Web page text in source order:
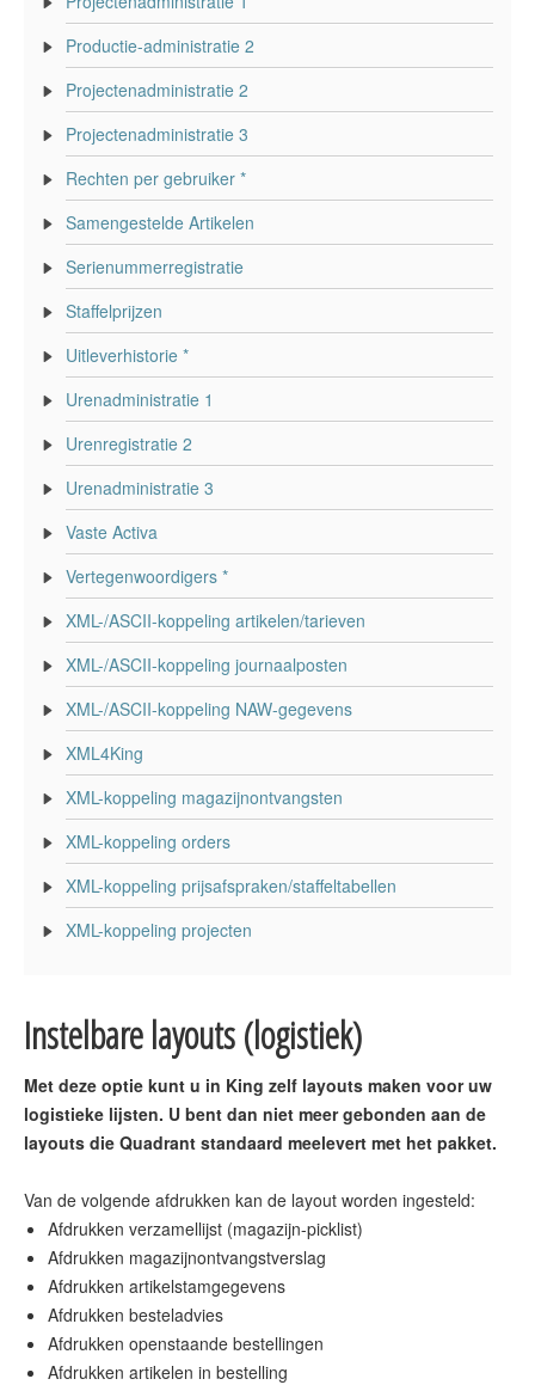
Productie-administratie 2
Projectenadministratie 2
Projectenadministratie 3
Rechten per gebruiker *
Samengestelde Artikelen
Serienummerregistratie
Staffelprijzen
Uitleverhistorie *
Urenadministratie 1
Urenregistratie 2
Urenadministratie 3
Vaste Activa
Vertegenwoordigers *
XML-/ASCII-koppeling artikelen/tarieven
XML-/ASCII-koppeling journaalposten
XML-/ASCII-koppeling NAW-gegevens
XML4King
XML-koppeling magazijnontvangsten
XML-koppeling orders
XML-koppeling prijsafspraken/staffeltabellen
XML-koppeling projecten
Instelbare layouts (logistiek)
Met deze optie kunt u in King zelf layouts maken voor uw
logistieke lijsten. U bent dan niet meer gebonden aan de
layouts die Quadrant standaard meelevert met het pakket.
Afdrukken verzamellijst (magazijn-picklist)
Afdrukken magazijnontvangstverslag
Afdrukken artikelstamgegevens
Afdrukken besteladvies
Afdrukken openstaande bestellingen
Afdrukken artikelen in bestelling